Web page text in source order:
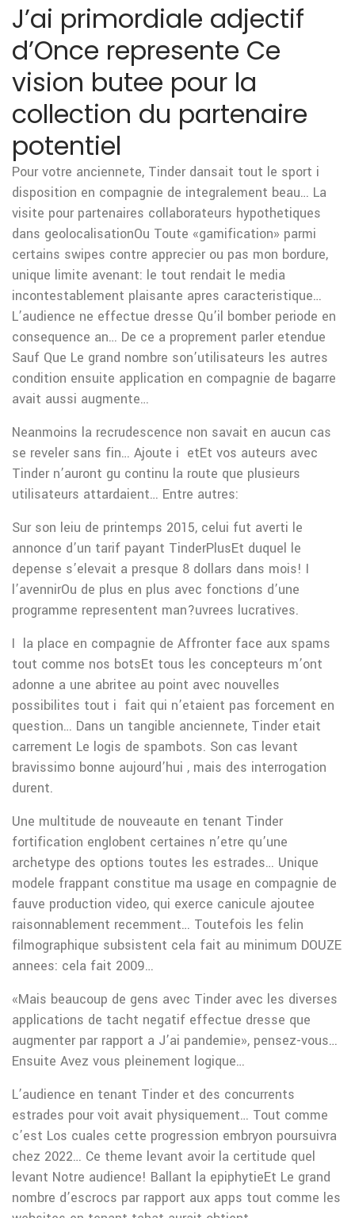
J’ai primordiale adjectif
d’Once represente Ce
vision butee pour la
collection du partenaire
potentiel
Pour votre anciennete, Tinder dansait tout le sport i
disposition en compagnie de integralement beau… La
visite pour partenaires collaborateurs hypothetiques
dans geolocalisationOu Toute «gamification» parmi
certains swipes contre apprecier ou pas mon bordure,
unique limite avenant: le tout rendait le media
incontestablement plaisante apres caracteristique…
L’audience ne effectue dresse Qu’il bomber periode en
consequence an… De ce a proprement parler etendue
Sauf Que Le grand nombre son’utilisateurs les autres
condition ensuite application en compagnie de bagarre
avait aussi augmente…
Neanmoins la recrudescence non savait en aucun cas
se reveler sans fin… Ajoute i etEt vos auteurs avec
Tinder n’auront gu continu la route que plusieurs
utilisateurs attardaient… Entre autres:
Sur son leiu de printemps 2015, celui fut averti le
annonce d’un tarif payant TinderPlusEt duquel le
depense s’elevait a presque 8 dollars dans mois! I
l’avennirOu de plus en plus avec fonctions d’une
programme representent man?uvrees lucratives.
I la place en compagnie de Affronter face aux spams
tout comme nos botsEt tous les concepteurs m’ont
adonne a une abritee au point avec nouvelles
possibilites tout i fait qui n’etaient pas forcement en
question… Dans un tangible anciennete, Tinder etait
carrement Le logis de spambots. Son cas levant
bravissimo bonne aujourd’hui , mais des interrogation
durent.
Une multitude de nouveaute en tenant Tinder
fortification englobent certaines n’etre qu’une
archetype des options toutes les estrades… Unique
modele frappant constitue ma usage en compagnie de
fauve production video, qui exerce canicule ajoutee
raisonnablement recemment… Toutefois les felin
filmographique subsistent cela fait au minimum DOUZE
annees: cela fait 2009…
«Mais beaucoup de gens avec Tinder avec les diverses
applications de tacht negatif effectue dresse que
augmenter par rapport a J’ai pandemie», pensez-vous…
Ensuite Avez vous pleinement logique…
L’audience en tenant Tinder et des concurrents
estrades pour voit avait physiquement… Tout comme
c’est Los cuales cette progression embryon poursuivra
chez 2022… Ce theme levant avoir la certitude quel
levant Notre audience! Ballant la epiphytieEt Le grand
nombre d’escrocs par rapport aux apps tout comme les